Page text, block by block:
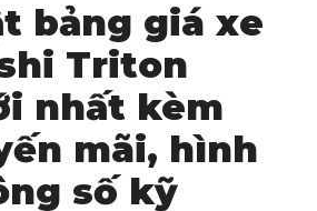
2022
bảng giá xe
Triton
nhất kèm
mãi, hình
số kỹ